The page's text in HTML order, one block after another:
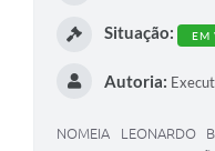
Situação: EM
Autoria:
NOMEIA LEONARDO